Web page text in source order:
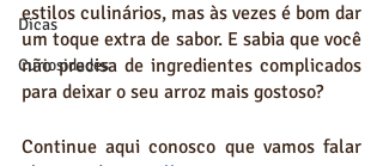
Dicas
Curiosidades
estilos culinários, mas às vezes é bom dar
um toque extra de sabor. E sabia que você
não precisa de ingredientes complicados
para deixar o seu arroz mais gostoso?
Continue aqui conosco que vamos falar